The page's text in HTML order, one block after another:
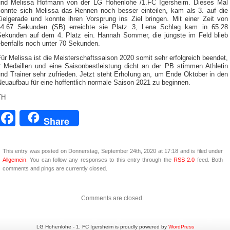
Melissa Hofmann von der LG Hohenlohe /1.FC Igersheim. Dieses Mal
sich Melissa das Rennen noch besser einteilen, kam als 3. auf die
und konnte ihren Vorsprung ins Ziel bringen. Mit einer Zeit von
Sekunden (SB) erreichte sie Platz 3, Lena Schlag kam in 65.28
auf dem 4. Platz ein. Hannah Sommer, die jüngste im Feld blieb
noch unter 70 Sekunden.
Melissa ist die Meisterschaftssaison 2020 somit sehr erfolgreich beendet,
Medaillen und eine Saisonbestleistung dicht an der PB stimmen Athletin
Trainer sehr zufrieden. Jetzt steht Erholung an, um Ende Oktober in den
für eine hoffentlich normale Saison 2021 zu beginnen.
Facebook
Share
This entry was posted on Donnerstag, September 24th, 2020 at 17:18 and is filed under
Allgemein . You can follow any responses to this entry through the RSS 2.0 feed. Both
comments and pings are currently closed.
Comments are closed.
LG Hohenlohe - 1. FC Igersheim is proudly powered by WordPress